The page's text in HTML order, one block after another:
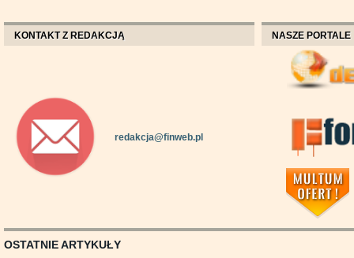
KONTAKT Z REDAKCJĄ
redakcja@finweb.pl
NASZE PORTALE
OSTATNIE ARTYKUŁY